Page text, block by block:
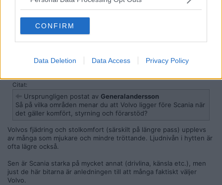
CONFIRM
Data Deletion Data Access Privacy Policy
(trucks). Vi fick ofta se statistik från runt om i Världen.
Kundnöjdheten var oftast Volvo i topp. Scania dock inte långt
efter.
16266
Citat:
Ursprungligen postat av Generalandersson
Så på vilka områden menar du att Volvo ligger före Scania när
det gäller komfört, styrning och förarstöd?
Volvos fjädring och stolkomfort (särskilt på längre pass) upplevs
av många som mjukare och mindre tröttande. Ljudnivån i hytten är
ofta lägre också.
Sen är Scania starka på mycket annat (drivlina, känsla etc.), men
just de här bitarna är anledningen till att många faktiskt väljer
Volvo.